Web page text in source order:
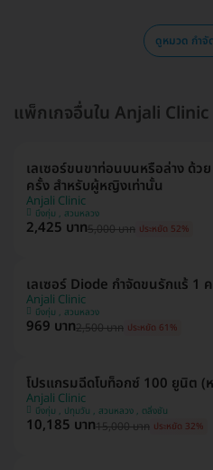
ดูหมวด กำ
แพ็กเกจอื่นใน Anjali Clinic
เลเซอร์ขนขาท่อนบนหรือล่าง ด้ว
ครั้ง สำหรับผู้หญิงเท่านั้น
Anjali Clinic
บึงกุ่ม , สวนหลวง
2,425 บาท5,000 บาท ประหยัด 52%
เลเซอร์ Diode กำจัดขนรักแร้ 1
Anjali Clinic
บึงกุ่ม , สวนหลวง
969 บาท2,500 บาท ประหยัด 61%
โปรแกรมฉีดโบท็อกซ์ 100 ยูนิต (
Anjali Clinic
บึงกุ่ม , ปทุมวัน , สวนหลวง , ตลิ่งชัน
10,185 บาท15,000 บาท ประหยัด 32%